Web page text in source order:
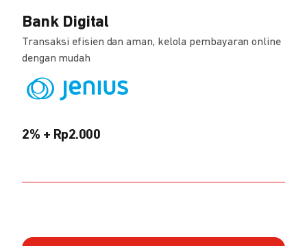
Bank Digital
Transaksi efisien dan aman, kelola pembayaran online
dengan mudah
2% + Rp2.000